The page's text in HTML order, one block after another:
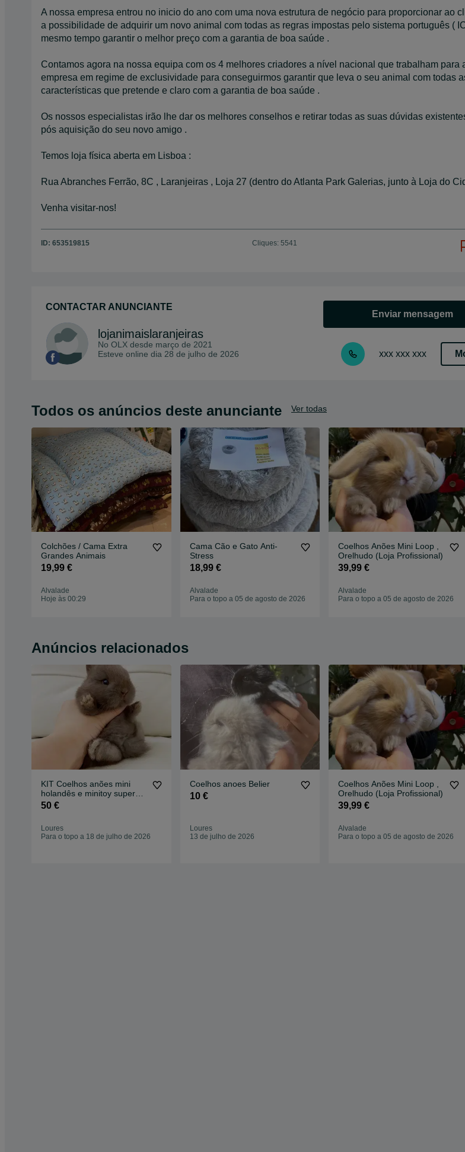
A nossa empresa entrou no inicio do ano com uma nova estrutura de negócio para proporcionar ao
a possibilidade de adquirir um novo animal com todas as regras impostas pelo sistema português (
mesmo tempo garantir o melhor preço com a garantia de boa saúde .
Contamos agora na nossa equipa com os 4 melhores criadores a nível nacional que trabalham para
empresa em regime de exclusividade para conseguirmos garantir que leva o seu animal com todas
características que pretende e claro com a garantia de boa saúde .
Os nossos especialistas irão lhe dar os melhores conselhos e retirar todas as suas dúvidas
pós aquisição do seu novo amigo .
Temos loja física aberta em Lisboa :
Rua Abranches Ferrão, 8C , Laranjeiras , Loja 27 (dentro do Atlanta Park Galerias, junto à Loja do
Venha visitar-nos!
ID: 653519815 Cliques: 5541
CONTACTAR ANUNCIANTE
lojanimaislaranjeiras
No OLX desde março de 2021
Esteve online dia 28 de julho de 2026
Enviar mensagem
xxx xxx xxx
Todos os anúncios deste anunciante Ver todas
Colchões / Cama Extra
Grandes Animais
19,99 €
Alvalade
Hoje às 00:29
Cama Cão e Gato Anti-
Stress
18,99 €
Alvalade
Para o topo a 05 de agosto de 2026
Coelhos Anões Mini Loop ,
Orelhudo (Loja Profissional)
39,99 €
Alvalade
Para o topo a 05 de agosto de 2026
Anúncios relacionados
KIT Coelhos anões mini
holandês e minitoy super
meigos
50 €
Loures
Para o topo a 18 de julho de 2026
Coelhos anoes Belier
10 €
Loures
13 de julho de 2026
Coelhos Anões Mini Loop ,
Orelhudo (Loja Profissional)
39,99 €
Alvalade
Para o topo a 05 de agosto de 2026